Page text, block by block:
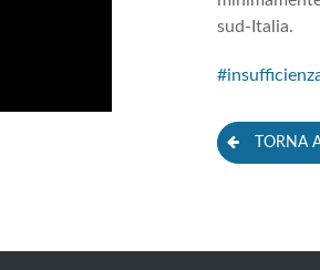
sud-Italia.
TORNA